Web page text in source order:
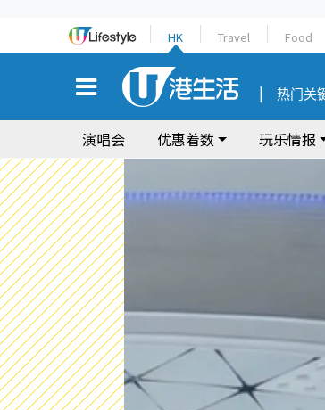
HK Travel Food
热门关
演唱会 优惠着数 玩乐情报